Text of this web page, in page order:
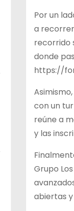
Por un
a
recorrido
donde
https://
con un
reúne a
y las
Grupo
abiertas